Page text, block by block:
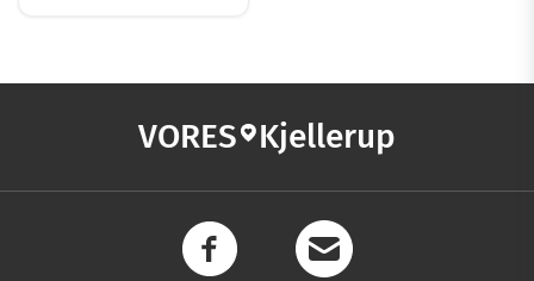
VORES Kjellerup